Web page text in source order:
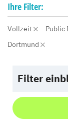
Ihre Filter:
Vollzeit
Public
Dortmund
Filter